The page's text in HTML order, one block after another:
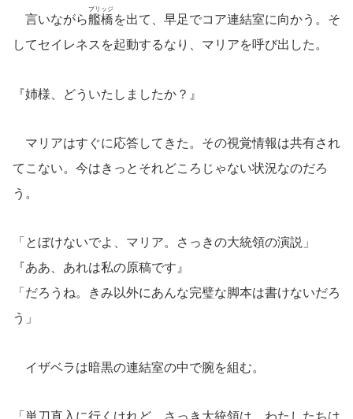
言いながら艦橋
ブリッジ
を出て、早足でコア連結室に向かう。そ
してセイレネスを起動するなり、マリアを呼び出した。
『姉様、どういたしましたか？』
マリアはすぐに応答してきた。その視覚情報は共有され
てこない。今はきっとそれどころじゃない状況なのだろ
う。
「とぼけないでよ、マリア。さっきの大統領の演説」
『ああ、あれは私の原稿です』
「だろうね。きみ以外にあんな完璧な脚本は書けないだろ
う」
イザベラは暗黒の連結室の中で腕を組む。